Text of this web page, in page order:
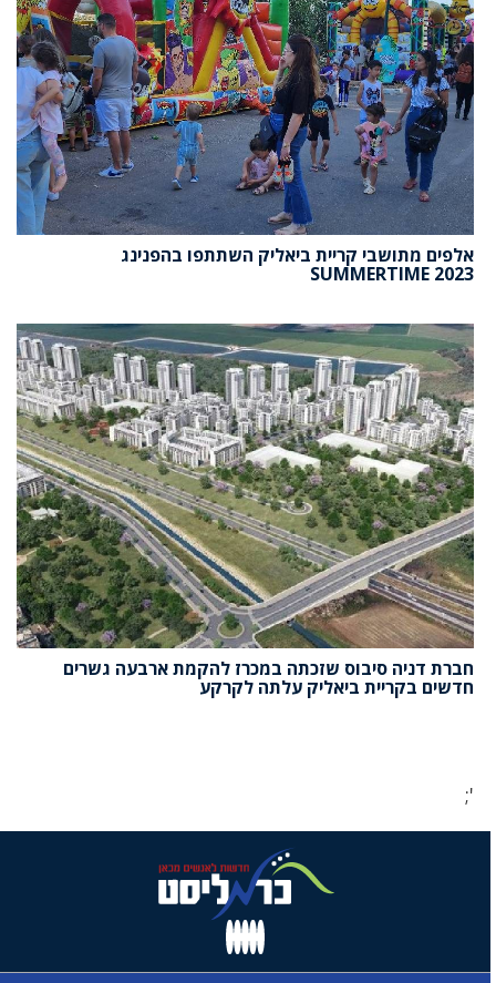
אלפים מתושבי קריית ביאליק השתתפו בהפנינג
SUMMERTIME 2023
חברת דניה סיבוס שזכתה במכרז להקמת ארבעה גשרים
חדשים בקריית ביאליק עלתה לקרקע
';